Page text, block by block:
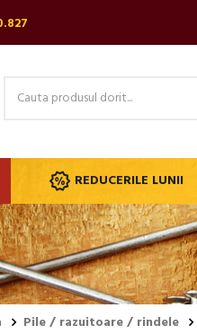
REDUCERILE LUNII
Pile / razuitoare / rindele